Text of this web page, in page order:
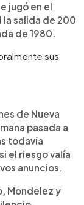
jugó en el
salida de 200
de 1980.
sus
de Nueva
pasada a
todavía
el riesgo valía
anuncios.
Mondelez y